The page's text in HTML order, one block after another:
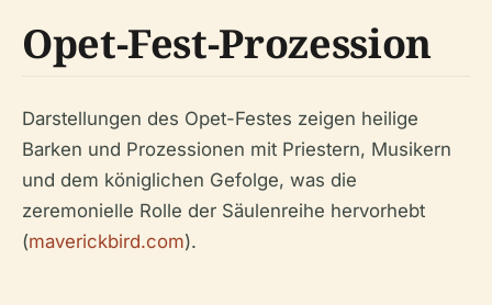
Opet-Fest-Prozession
Darstellungen des Opet-Festes zeigen heilige
Barken und Prozessionen mit Priestern, Musikern
und dem königlichen Gefolge, was die
zeremonielle Rolle der Säulenreihe hervorhebt
(maverickbird.com).